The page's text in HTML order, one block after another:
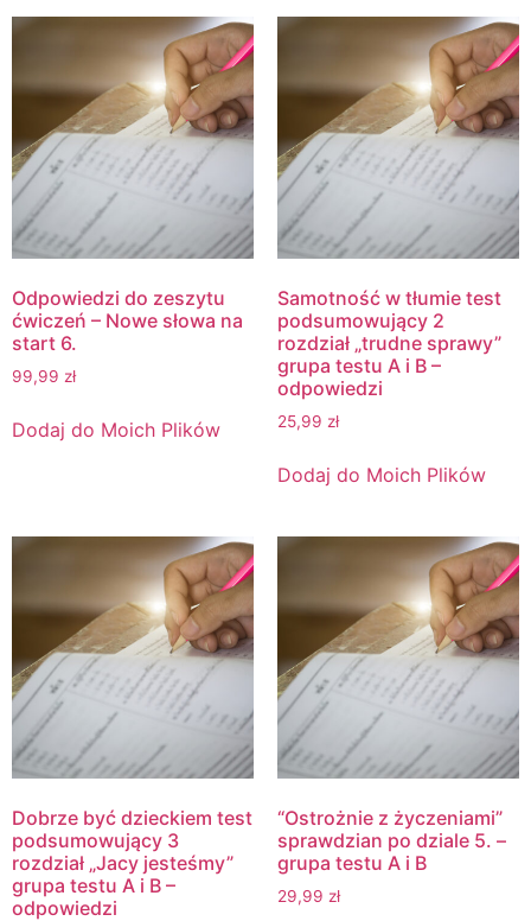
Odpowiedzi do zeszytu
ćwiczeń – Nowe słowa na
start 6.
99,99 zł
Dodaj do Moich Plików
Samotność w tłumie test
podsumowujący 2
rozdział „trudne sprawy”
grupa testu A i B –
odpowiedzi
25,99 zł
Dodaj do Moich Plików
Dobrze być dzieckiem test
podsumowujący 3
rozdział „Jacy jesteśmy”
grupa testu A i B –
odpowiedzi
“Ostrożnie z życzeniami”
sprawdzian po dziale 5. –
grupa testu A i B
29,99 zł